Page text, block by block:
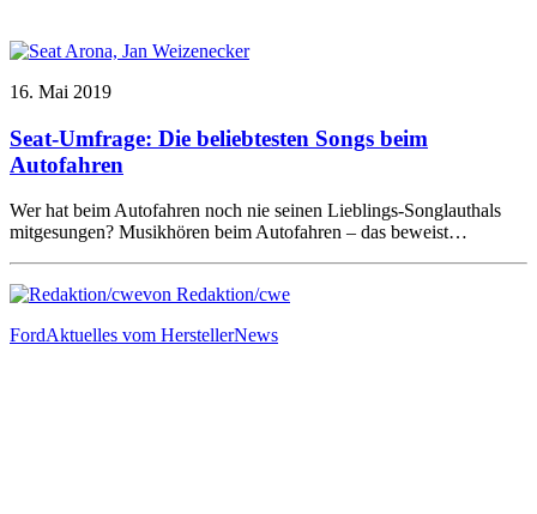
16. Mai 2019
Seat-Umfrage: Die beliebtesten Songs beim
Autofahren
Wer hat beim Autofahren noch nie seinen Lieblings-Songlauthals
mitgesungen? Musikhören beim Autofahren – das beweist…
von Redaktion/cwe
FordAktuelles vom HerstellerNews